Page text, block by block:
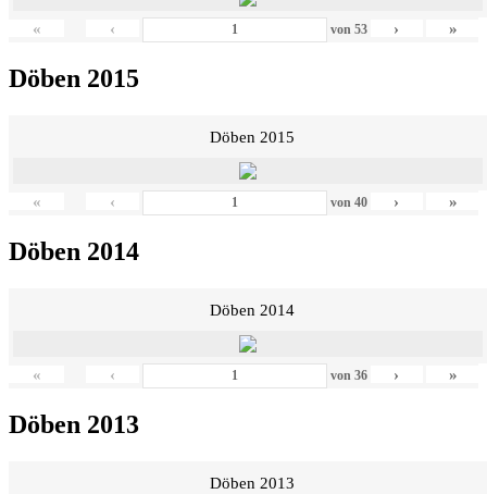
« ‹ von 53 › »
Döben 2015
Döben 2015
« ‹ von 40 › »
Döben 2014
Döben 2014
« ‹ von 36 › »
Döben 2013
Döben 2013